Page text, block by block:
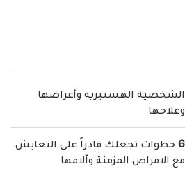
الشخصية الهستيرية وأعراضها
وعلاجها
6 خطوات تجعلك قادراً على التعايش
مع الامراض المزمنة وآلامها